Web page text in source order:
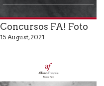
Concursos FA! Foto
15 August, 2021